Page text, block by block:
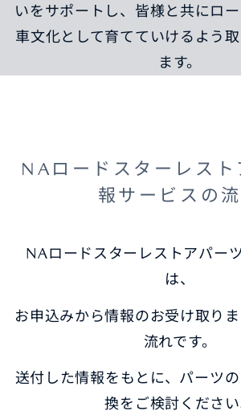
いをサポートし、皆様と共にロ
車文化として育てていけるよう
ます。
NAロードスターレスト
報サービスの
NAロードスターレストアパー
は、
お申込みから情報のお受け取り
流れです。
送付した情報をもとに、パーツ
換をご検討ください